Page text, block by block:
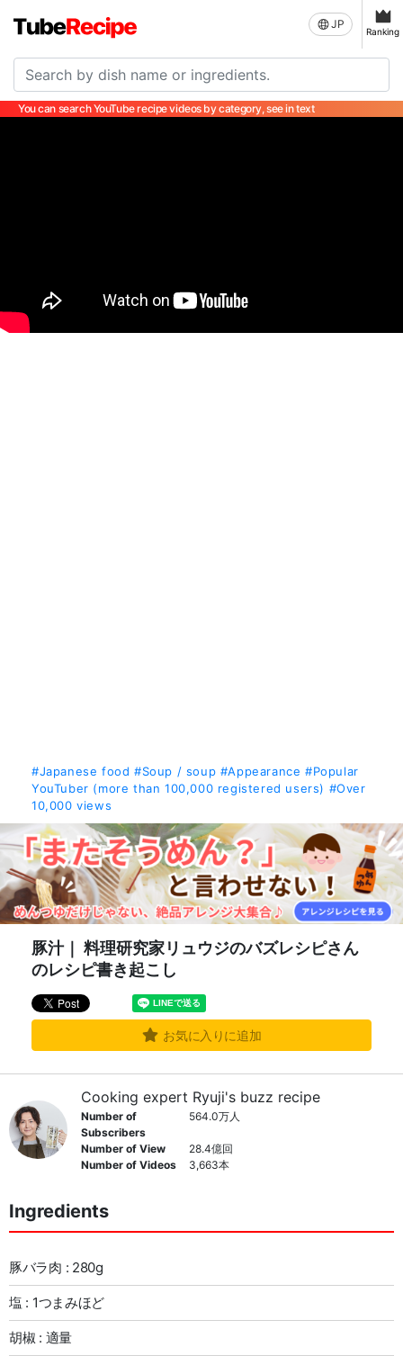
JP
Ranking
You can search YouTube recipe videos by category, see in text
#Japanese food #Soup / soup #Appearance #Popular
YouTuber (more than 100,000 registered users) #Over
10,000 views
豚汁｜ 料理研究家リュウジのバズレシピさん
のレシピ書き起こし
お気に入りに追加
Cooking expert Ryuji's buzz recipe
Number of
Subscribers
564.0万人
Number of View
28.4億回
Number of Videos
3,663本
Ingredients
豚バラ肉 : 280g
塩 : 1つまみほど
胡椒 : 適量